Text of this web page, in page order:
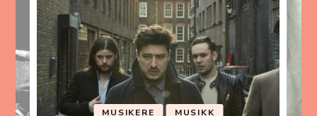
MUSIKERE MUSIKK